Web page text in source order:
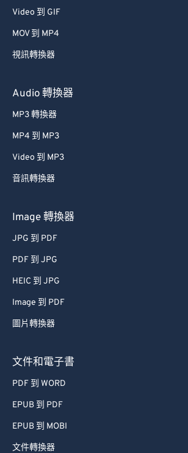
Video 到 GIF
MOV 到 MP4
視訊轉換器
Audio 轉換器
MP3 轉換器
MP4 到 MP3
Video 到 MP3
音訊轉換器
Image 轉換器
JPG 到 PDF
PDF 到 JPG
HEIC 到 JPG
Image 到 PDF
圖片轉換器
文件和電子書
PDF 到 WORD
EPUB 到 PDF
EPUB 到 MOBI
文件轉換器